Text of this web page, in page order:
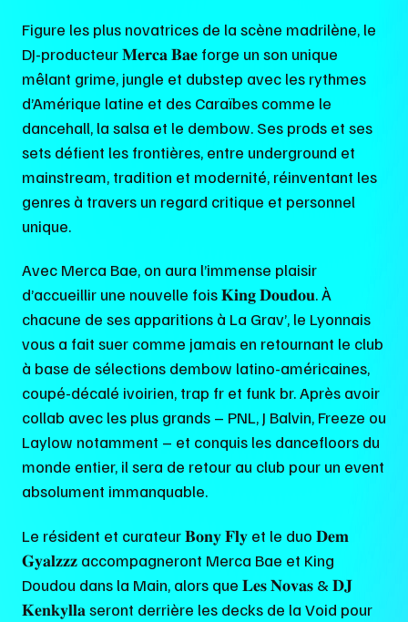
Figure les plus novatrices de la scène madrilène, le
DJ-producteur 𝐌𝐞𝐫𝐜𝐚 𝐁𝐚𝐞 forge un son unique
mêlant grime, jungle et dubstep avec les rythmes
d’Amérique latine et des Caraïbes comme le
dancehall, la salsa et le dembow. Ses prods et ses
sets défient les frontières, entre underground et
mainstream, tradition et modernité, réinventant les
genres à travers un regard critique et personnel
unique.
Avec Merca Bae, on aura l’immense plaisir
d’accueillir une nouvelle fois 𝐊𝐢𝐧𝐠 𝐃𝐨𝐮𝐝𝐨𝐮. À
chacune de ses apparitions à La Grav’, le Lyonnais
vous a fait suer comme jamais en retournant le club
à base de sélections dembow latino-américaines,
coupé-décalé ivoirien, trap fr et funk br. Après avoir
collab avec les plus grands – PNL, J Balvin, Freeze ou
Laylow notamment – et conquis les dancefloors du
monde entier, il sera de retour au club pour un event
absolument immanquable.
Le résident et curateur 𝐁𝐨𝐧𝐲 𝐅𝐥𝐲 et le duo 𝐃𝐞𝐦
𝐆𝐲𝐚𝐥𝐳𝐳𝐳 accompagneront Merca Bae et King
Doudou dans la Main, alors que 𝐋𝐞𝐬 𝐍𝐨𝐯𝐚𝐬 & 𝐃𝐉
𝐊𝐞𝐧𝐤𝐲𝐥𝐥𝐚 seront derrière les decks de la Void pour